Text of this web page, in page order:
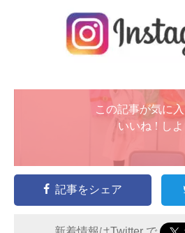
この記事が気に
いいね ! しよ
記事をシェア